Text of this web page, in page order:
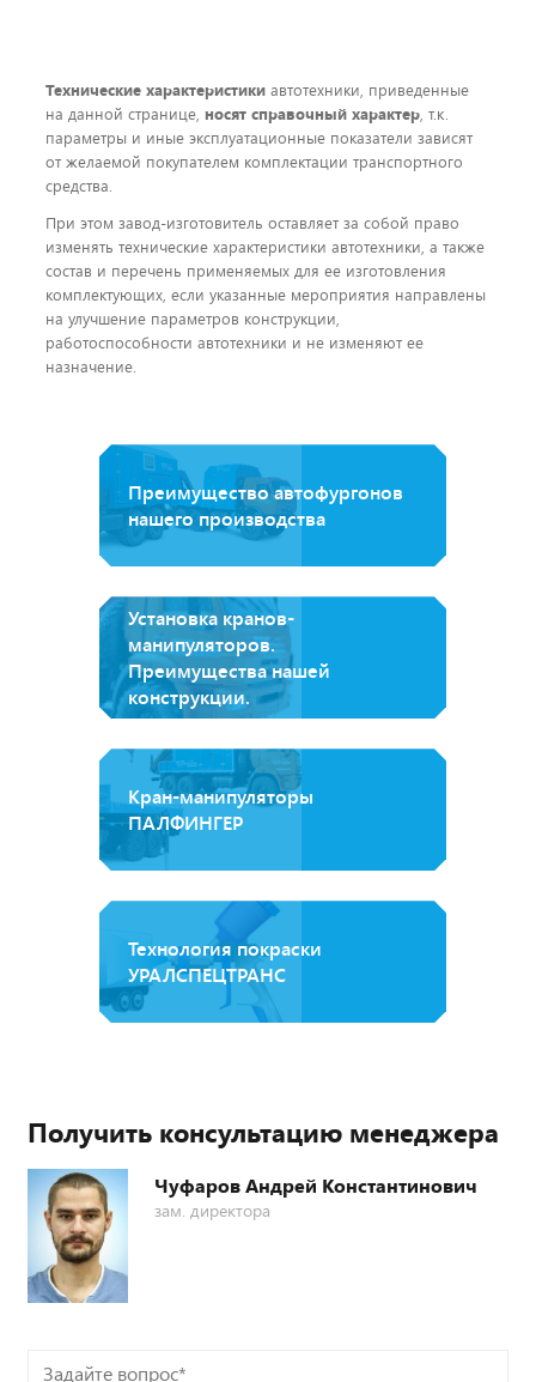
Технические характеристики автотехники, приведенные
на данной странице, носят справочный характер, т.к.
параметры и иные эксплуатационные показатели зависят
от желаемой покупателем комплектации транспортного
средства.
При этом завод-изготовитель оставляет за собой право
изменять технические характеристики автотехники, а также
состав и перечень применяемых для ее изготовления
комплектующих, если указанные мероприятия направлены
на улучшение параметров конструкции,
работоспособности автотехники и не изменяют ее
назначение.
Преимущество автофургонов
нашего производства
Установка кранов-
манипуляторов.
Преимущества нашей
конструкции.
Кран-манипуляторы
ПАЛФИНГЕР
Технология покраски
УРАЛСПЕЦТРАНС
Получить консультацию менеджера
Чуфаров Андрей Константинович
зам. директора
Задайте